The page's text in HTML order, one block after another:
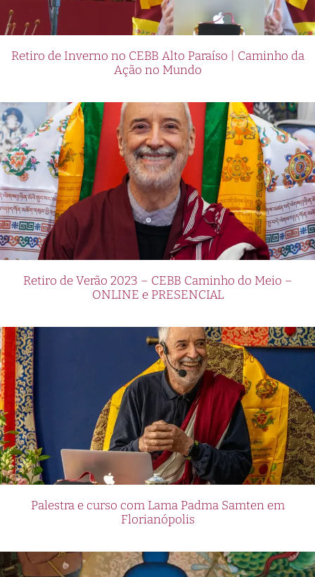
Retiro de Inverno no CEBB Alto Paraíso | Caminho da
Ação no Mundo
Retiro de Verão 2023 – CEBB Caminho do Meio –
ONLINE e PRESENCIAL
Palestra e curso com Lama Padma Samten em
Florianópolis